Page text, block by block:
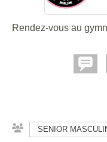
Rendez-vous au
SENIOR